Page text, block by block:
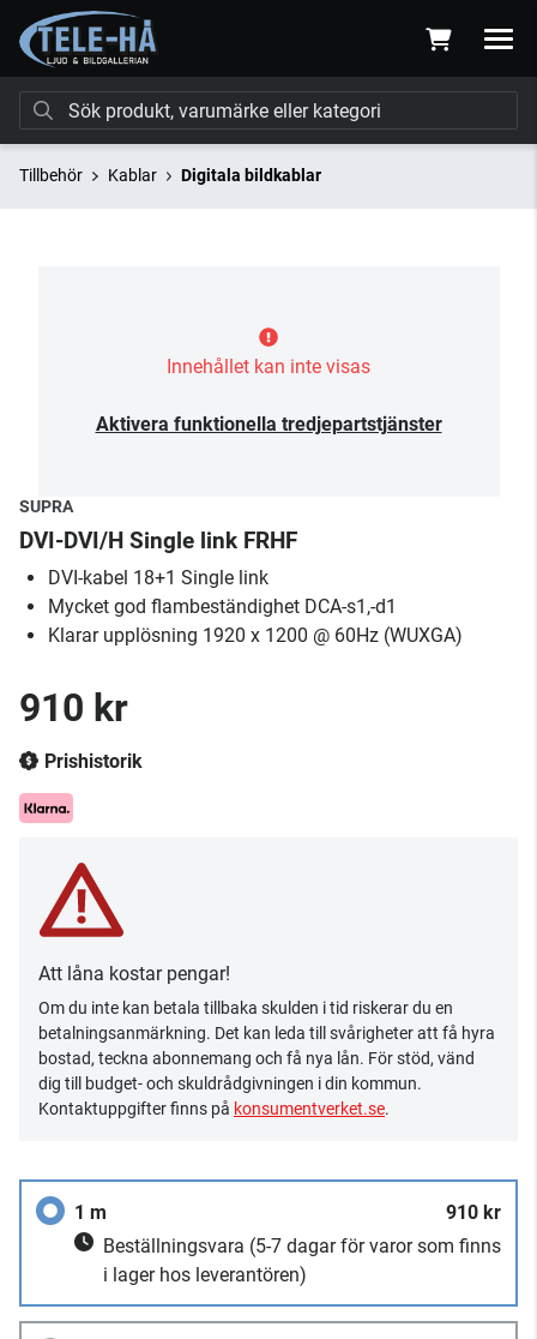
Tillbehör Kablar Digitala bildkablar
Innehållet kan inte visas
Aktivera funktionella tredjepartstjänster
SUPRA
DVI-DVI/H Single link FRHF
DVI-kabel 18+1 Single link
Mycket god flambeständighet DCA-s1,-d1
Klarar upplösning 1920 x 1200 @ 60Hz (WUXGA)
910 kr
Prishistorik
Att låna kostar pengar!
Om du inte kan betala tillbaka skulden i tid riskerar du en
betalningsanmärkning. Det kan leda till svårigheter att få hyra
bostad, teckna abonnemang och få nya lån. För stöd, vänd
dig till budget- och skuldrådgivningen i din kommun.
Kontaktuppgifter finns på konsumentverket.se.
1 m
910 kr
Beställningsvara (5-7 dagar för varor som finns
i lager hos leverantören)